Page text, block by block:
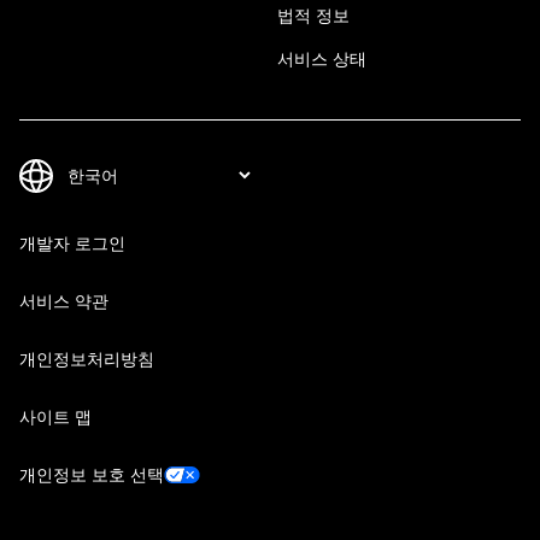
법적 정보
서비스 상태
개발자 로그인
서비스 약관
개인정보처리방침
사이트 맵
개인정보 보호 선택